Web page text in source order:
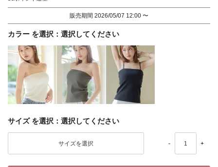
販売期間 2026/05/07 12:00 〜
カラー 選択してください
サイズ 選択してください
- +